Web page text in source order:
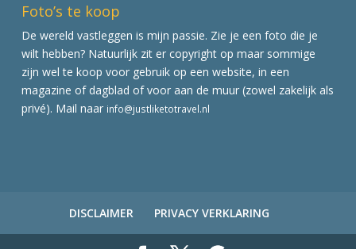
Foto’s te koop
De wereld vastleggen is mijn passie. Zie je een foto die je
wilt hebben? Natuurlijk zit er copyright op maar sommige
zijn wel te koop voor gebruik op een website, in een
magazine of dagblad of voor aan de muur (zowel zakelijk als
privé). Mail naar info@justliketotravel.nl
DISCLAIMER PRIVACY VERKLARING